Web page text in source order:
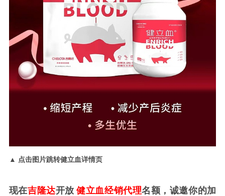
▲ 点击图片跳转健立血详情页
现在吉隆达开放 健立血经销代理名额，诚邀你的加